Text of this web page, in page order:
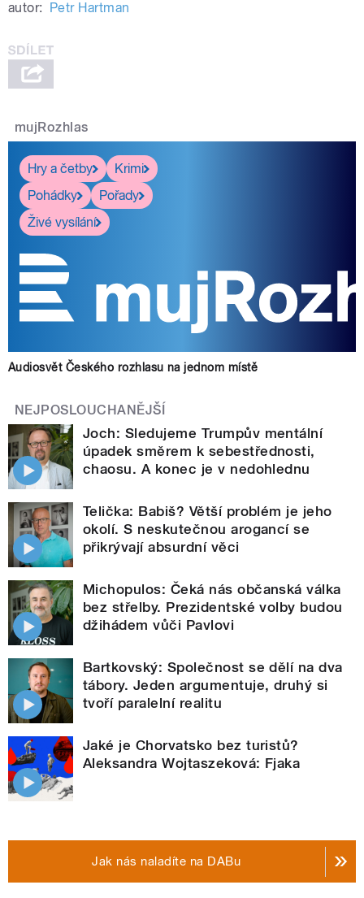
autor: Petr Hartman
mujRozhlas
Hry a četby
Krimi
Pohádky
Pořady
Živé vysílání
Audiosvět Českého rozhlasu na jednom místě
NEJPOSLOUCHANĚJŠÍ
Joch: Sledujeme Trumpův mentální
úpadek směrem k sebestřednosti,
chaosu. A konec je v nedohlednu
Telička: Babiš? Větší problém je jeho
okolí. S neskutečnou arogancí se
přikrývají absurdní věci
Michopulos: Čeká nás občanská válka
bez střelby. Prezidentské volby budou
džihádem vůči Pavlovi
Bartkovský: Společnost se dělí na dva
tábory. Jeden argumentuje, druhý si
tvoří paralelní realitu
Jaké je Chorvatsko bez turistů?
Aleksandra Wojtaszeková: Fjaka
Jak nás naladíte na DABu